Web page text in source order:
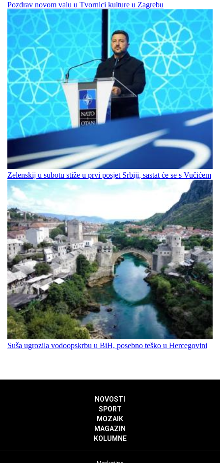
Pozdrav novom valu u Tvornici kulture u Zagrebu
Zelenskij u subotu stiže u prvi posjet Srbiji, sastat će se s Vučićem
Suša ugrozila vodoopskrbu u BiH, posebno teško u Hercegovini
NOVOSTI
SPORT
MOZAIK
MAGAZIN
KOLUMNE